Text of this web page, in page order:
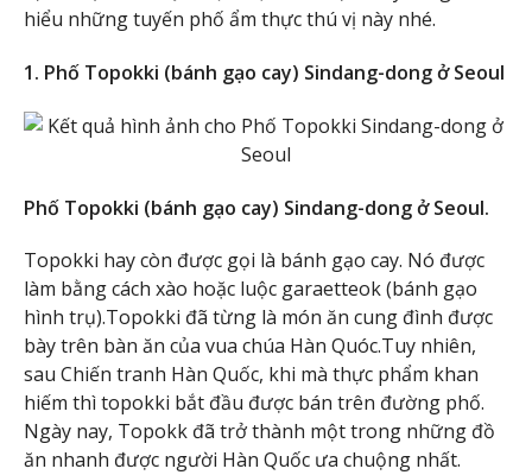
hiểu những tuyến phố ẩm thực thú vị này nhé.
1. Phố Topokki (bánh gạo cay) Sindang-dong ở Seoul
Phố Topokki (bánh gạo cay) Sindang-dong ở Seoul.
Topokki hay còn được gọi là bánh gạo cay. Nó được
làm bằng cách xào hoặc luộc garaetteok (bánh gạo
hình trụ).Topokki đã từng là món ăn cung đình được
bày trên bàn ăn của vua chúa Hàn Quóc.Tuy nhiên,
sau Chiến tranh Hàn Quốc, khi mà thực phẩm khan
hiếm thì topokki bắt đầu được bán trên đường phố.
Ngày nay, Topokk đã trở thành một trong những đồ
ăn nhanh được người Hàn Quốc ưa chuộng nhất.